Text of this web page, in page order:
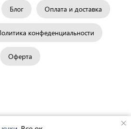
Блог Оплата и доставка
конфеденциальности
Оферта